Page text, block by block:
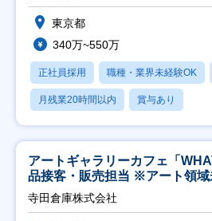
東京都
340万~550万
正社員採用 職種・業界未経験OK
月残業20時間以内 賞与あり
アートギャラリーカフェ「
品接客・販売担当 ※アート領域
寺田倉庫株式会社